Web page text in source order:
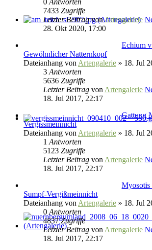
7433 Zugriffe
Letzter BeitragvonArtengalerie
28. Okt 2020, 17:00
Echium
Gewöhnlicher Natternkopf
Dateianhang von Artengalerie » 18. Jul
3 Antworten
5636 Zugriffe
Letzter Beitrag von Artengalerie
18. Jul 2017, 22:17
Gattung
Vergissmeinnicht
Dateianhang von Artengalerie » 18. Jul
1 Antworten
5123 Zugriffe
Letzter Beitrag von Artengalerie
18. Jul 2017, 22:17
Myosotis
Sumpf-Vergißmeinnicht
Dateianhang von Artengalerie » 18. Jul
0 Antworten
4837Zugriffe
Letzter Beitrag von Artengalerie
18. Jul 2017, 22:17